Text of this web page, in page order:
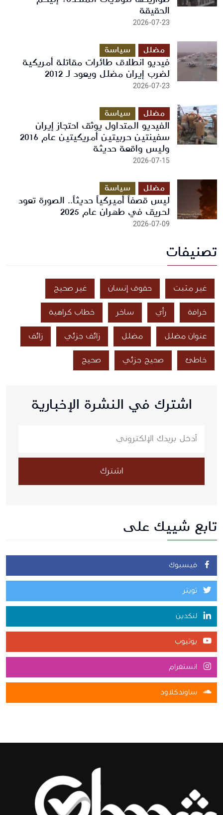
الحقيقة
2026-07-23
مضلل سياسة
فيديو انطلاق طائرات مقاتلة أمريكية
لضرب إيران مضلل ويعود لـ 2012
2026-07-23
مضلل سياسة
الفيديو المتداول يوثق احتجاز إيران
سفينتين حربيتين أمريكيتين عام 2016
وليس واقعة حديثة
2026-07-15
مضلل سياسة
ليس قصفاً أميركياً حديثاً.. الصورة تعود
لحريق في طهران عام 2025
2026-07-09
تصنيفات
غير مثبت حقوق إنسان غير صحيح
خرافة رأي ساخر خطاب كراهية
عنوان مضلل مضلل زائف جزئي زائف
خاطئ صحيح جزئي صحيح
اشترك في النشرة الإخبارية
اشترك
تابع شييك على
فيسبوك
تويتر
لنكدين
يوتيوب
انستغرام
ساوندكلاود